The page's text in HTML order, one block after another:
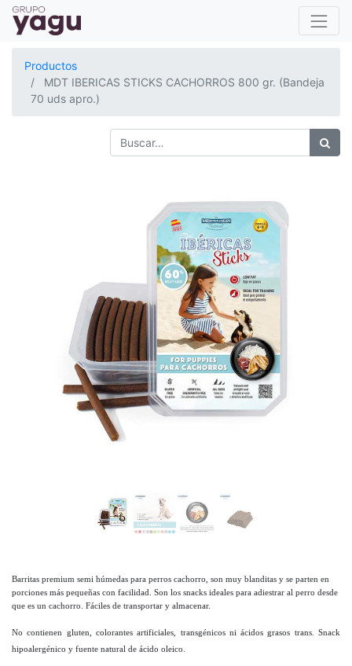
Productos
MDT IBERICAS STICKS CACHORROS 800 gr. (Bandeja
70 uds apro.)
Barritas premium semi húmedas para perros cachorro, son muy blanditas y se parten en
porciones más pequeñas con facilidad. Son los snacks ideales para adiestrar al perro desde
que es un cachorro. Fáciles de transportar y almacenar.
No contienen gluten, colorantes artificiales, transgénicos ni ácidos grasos trans. Snack
hipoalergénico y fuente natural de ácido oleico.